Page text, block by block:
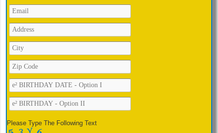
Please Type The Following Text